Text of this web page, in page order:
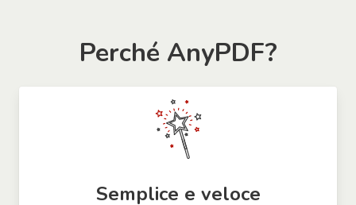
Perché AnyPDF?
Semplice e veloce